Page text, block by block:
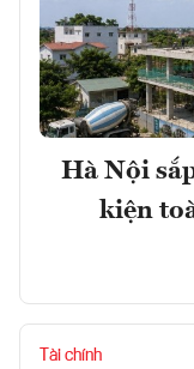
Hà Nội
kiện
Tài chính